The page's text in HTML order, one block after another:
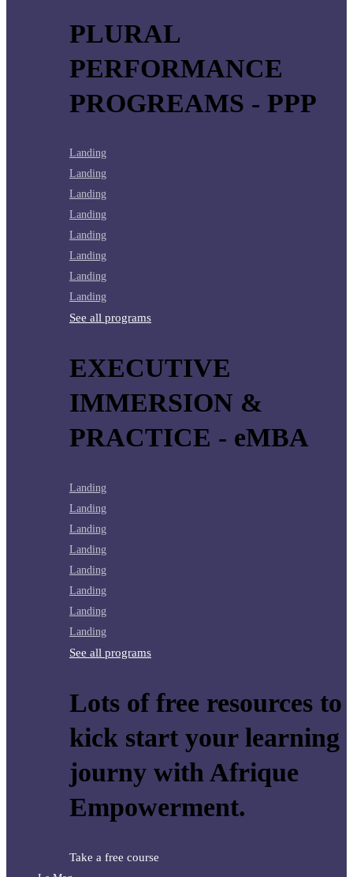
PLURAL
PERFORMANCE
PROGREAMS - PPP
Landing
Landing
Landing
Landing
Landing
Landing
Landing
Landing
See all programs
EXECUTIVE
IMMERSION &
PRACTICE - eMBA
Landing
Landing
Landing
Landing
Landing
Landing
Landing
Landing
See all programs
Lots of free resources to
kick start your learning
journy with Afrique
Empowerment.
Take a free course